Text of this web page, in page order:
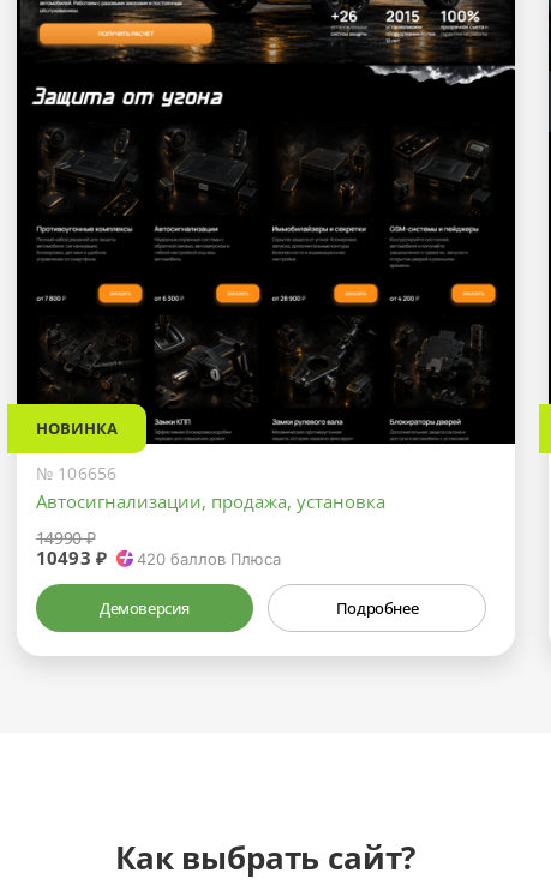
НОВИНКА
№ 106656
Автосигнализации, продажа, установка
14990 ₽
10493 ₽ 420 баллов Плюса
Демоверсия Подробнее
Как выбрать сайт?